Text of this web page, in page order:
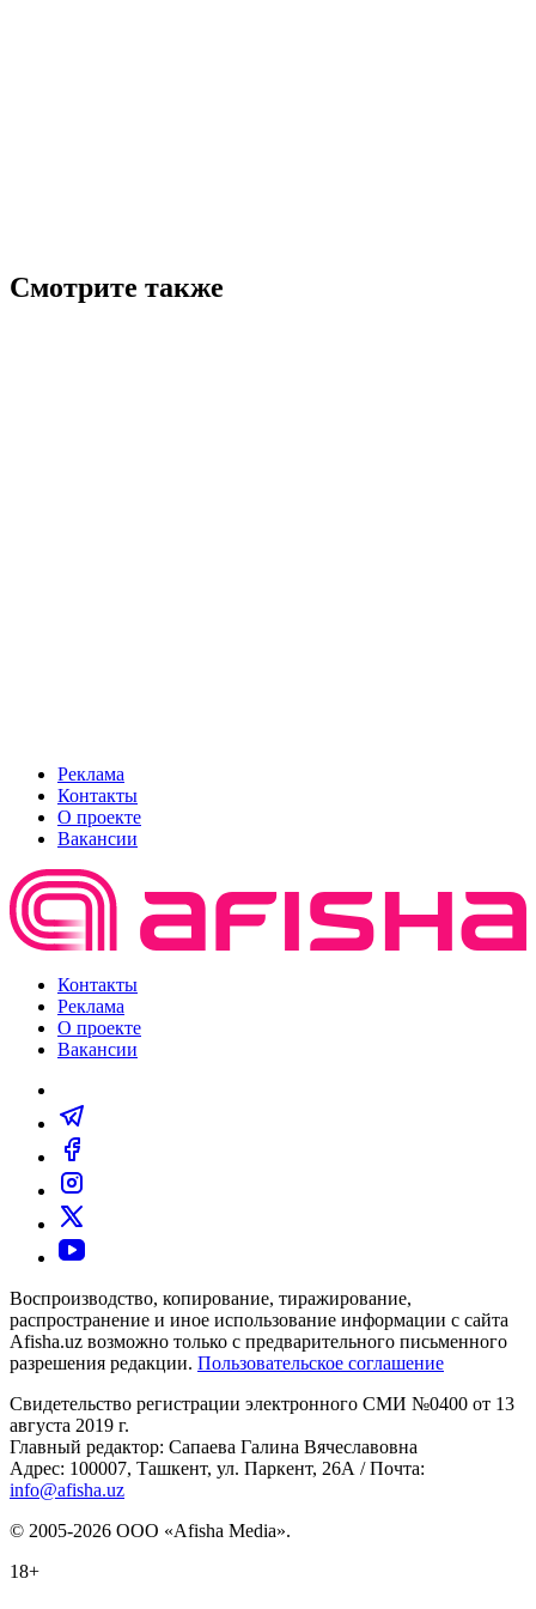
Смотрите также
Реклама
Контакты
О проекте
Вакансии
Контакты
Реклама
О проекте
Вакансии
Воспроизводство, копирование, тиражирование,
распространение и иное использование информации с сайта
Afisha.uz возможно только с предварительного письменного
разрешения редакции. Пользовательское соглашение
Свидетельство регистрации электронного СМИ №0400 от 13
августа 2019 г.
Главный редактор: Сапаева Галина Вячеславовна
Адрес: 100007, Ташкент, ул. Паркент, 26А / Почта:
info@afisha.uz
© 2005-2026 ООО «Afisha Media».
18+